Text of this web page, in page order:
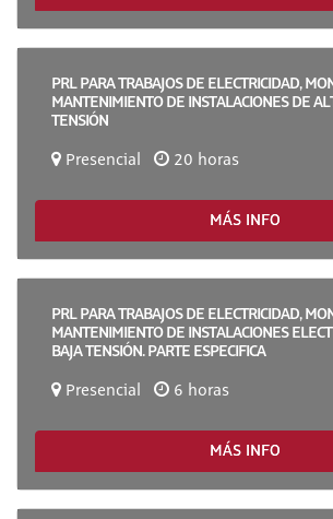
PRL PARA TRABAJOS DE ELECTRICIDAD,
MANTENIMIENTO DE INSTALACIONES DE
TENSIÓN
Presencial 20 horas
MÁS INFO
PRL PARA TRABAJOS DE ELECTRICIDAD,
MANTENIMIENTO DE INSTALACIONES
BAJA TENSIÓN. PARTE ESPECIFICA
Presencial 6 horas
MÁS INFO